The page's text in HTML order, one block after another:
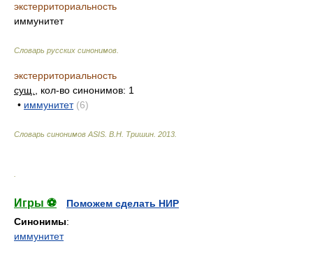
экстерриториальность
иммунитет
Словарь русских синонимов
экстерриториальность
сущ.
, кол-во синонимов: 1
• иммунитет (6)
Словарь синонимов ASIS. В.Н. Тришин 2013
Игры ⚽
Поможем сделать НИР
Синонимы:
иммунитет